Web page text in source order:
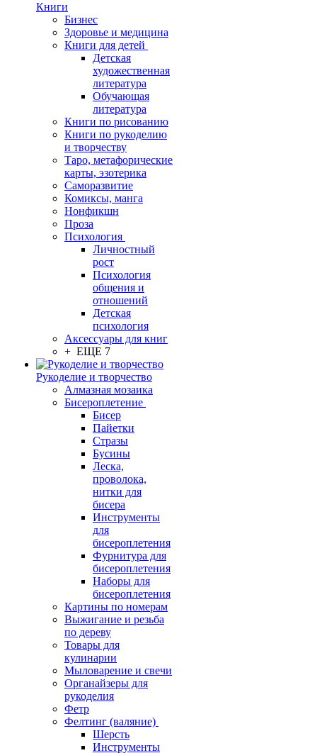
Книги
Бизнес
Здоровье и медицина
Книги для детей
Детская
художественная
литература
Обучающая
литература
Книги по рисованию
Книги по рукоделию
и творчеству
Таро, метафорические
карты, эзотерика
Саморазвитие
Комиксы, манга
Нонфикшн
Проза
Психология
Личностный
рост
Психология
общения и
отношений
Детская
психология
Аксессуары для книг
+ ЕЩЕ 7
Рукоделие и творчество
Алмазная мозаика
Бисероплетение
Бисер
Пайетки
Стразы
Бусины
Леска,
проволока,
нитки для
бисера
Инструменты
для
бисероплетения
Фурнитура для
бисероплетения
Наборы для
бисероплетения
Картины по номерам
Выжигание и резьба
по дереву
Товары для
кулинарии
Мыловарение и свечи
Органайзеры для
рукоделия
Фетр
Фелтинг (валяние)
Шерсть
Инструменты